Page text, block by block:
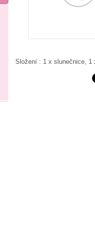
Složení : 1 x slunečnice, 1